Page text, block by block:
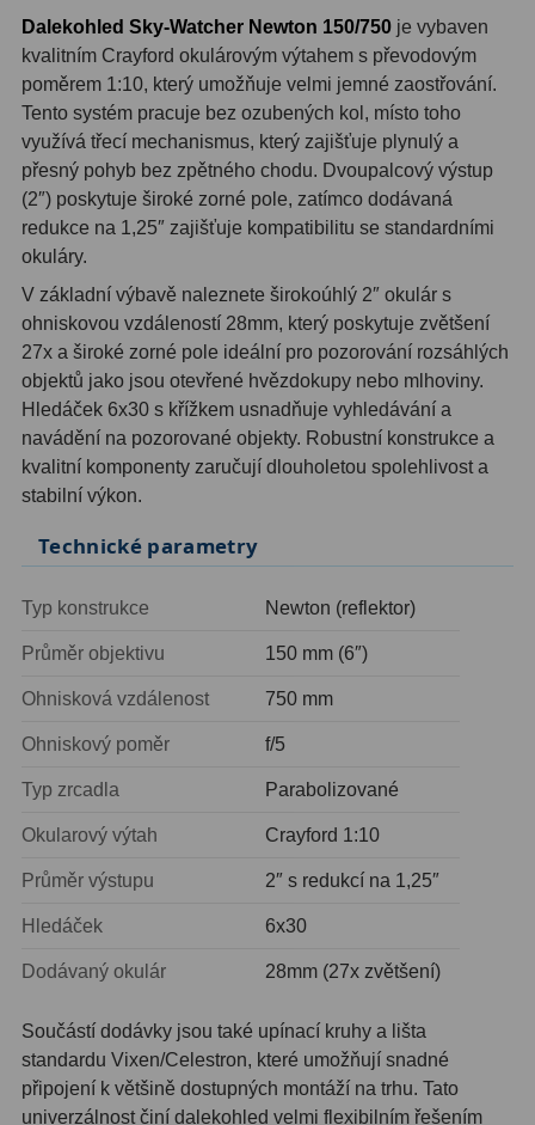
Binohlavy3
Ostatní1
Montáže 93
Azimutální AZ5
Paralaktické EQ
Fotografické montáže5
Stativy a pilíře3
Objímky 10
Motory a pohony13
Upínací prvky
Závaží3
Ostatní22
Seřízení 22
Laserové kolimátory6
Optické kolimátory
Zrcátka a hranoly
Diagonální zrcátka
Diagonální hranoly
Amici hranoly 45° 11
Amici hranoly 90°7
Dalekohled Sky-Watcher Newton 150/750 je vybaven
kvalitním Crayford okulárovým výtahem s převodovým
poměrem 1:10, který umožňuje velmi jemné zaostřování.
Tento systém pracuje bez ozubených kol, místo toho
využívá třecí mechanismus, který zajišťuje plynulý a
přesný pohyb bez zpětného chodu. Dvoupalcový výstup
(2″) poskytuje široké zorné pole, zatímco dodávaná
redukce na 1,25″ zajišťuje kompatibilitu se standardními
okuláry.
V základní výbavě naleznete širokoúhlý 2″ okulár s
ohniskovou vzdáleností 28mm, který poskytuje zvětšení
27x a široké zorné pole ideální pro pozorování rozsáhlých
objektů jako jsou otevřené hvězdokupy nebo mlhoviny.
Hledáček 6x30 s křížkem usnadňuje vyhledávání a
navádění na pozorované objekty. Robustní konstrukce a
kvalitní komponenty zaručují dlouholetou spolehlivost a
stabilní výkon.
Technické parametry
Typ konstrukce Newton (reflektor)
Průměr objektivu 150 mm (6″)
Ohnisková vzdálenost 750 mm
Ohniskový poměr f/5
Typ zrcadla Parabolizované
Okularový výtah Crayford 1:10
Průměr výstupu 2″ s redukcí na 1,25″
Hledáček 6x30
Dodávaný okulár 28mm (27x zvětšení)
Součástí dodávky jsou také upínací kruhy a lišta
standardu Vixen/Celestron, které umožňují snadné
připojení k většině dostupných montáží na trhu. Tato
univerzálnost činí dalekohled velmi flexibilním řešením